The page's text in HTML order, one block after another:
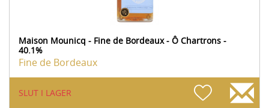
Maison Mounicq - Fine de Bordeaux - Ô Chartrons -
40.1%
Fine de Bordeaux
SLUT I LAGER